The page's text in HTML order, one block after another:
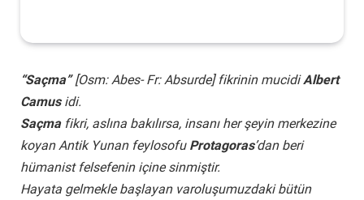
“Saçma”[Osm: Abes- Fr: Absurde] fikrinin mucidiAlbert
Camusidi.
Saçmafikri, aslına bakılırsa, insanı her şeyin merkezine
koyan Antik Yunan feylosofu Protagoras’dan beri
hümanist felsefenin içine sinmiştir.
Hayata gelmekle başlayan varoluşumuzdaki bütün